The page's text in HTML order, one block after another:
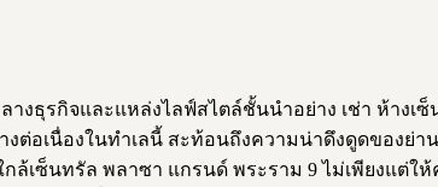
งธุรกิจและแหล่งไลฟ์สไตล์ชั้นนำอย่าง เช่า ห้างเ
ต่อเนื่องในทำเลนี้ สะท้อนถึงความน่าดึงดูดของย่
ซ็นทรัล พลาซา แกรนด์ พระราม 9 ไม่เพียงแต่ใ